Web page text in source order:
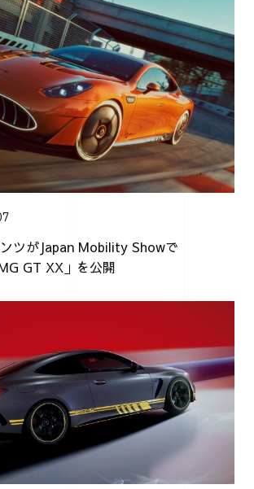
ツがJapan Mobility Showで
GT XX」を公開